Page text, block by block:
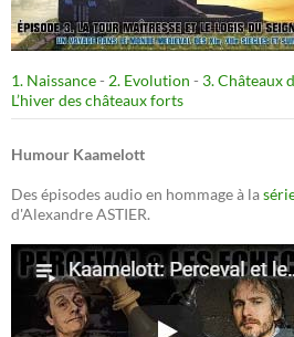
1. Naissance- 2. Evolution - 3. Châteaux
L’hiver des châteaux forts
Humour Kaamelott
Des épisodes audio en hommage à la
d'Alexandre ASTIER.